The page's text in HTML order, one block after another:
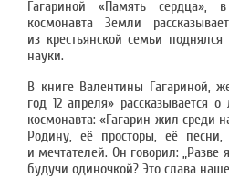
Гагариной «Память сердца»,
космонавта Земли
из крестьянской семьи
науки.
В книге Валентины Гагариной,
год 12 апреля» рассказывается
космонавта: «Гагарин жил среди
Родину, её просторы, её
и мечтателей. Он говорил: „Разве
будучи одиночкой? Это слава